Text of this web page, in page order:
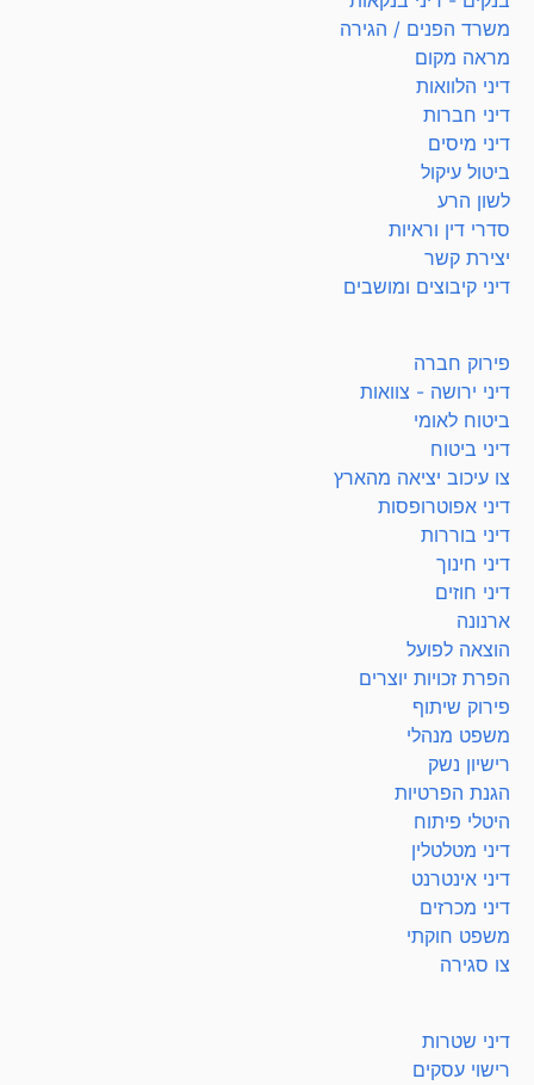
משרד הפנים / הגירה
מראה מקום
דיני הלוואות
דיני חברות
דיני מיסים
ביטול עיקול
לשון הרע
סדרי דין וראיות
יצירת קשר
דיני קיבוצים ומושבים
פירוק חברה
דיני ירושה - צוואות
ביטוח לאומי
דיני ביטוח
צו עיכוב יציאה מהארץ
דיני אפוטרופסות
דיני בוררות
דיני חינוך
דיני חוזים
ארנונה
הוצאה לפועל
הפרת זכויות יוצרים
פירוק שיתוף
משפט מנהלי
רישיון נשק
הגנת הפרטיות
היטלי פיתוח
דיני מטלטלין
דיני אינטרנט
דיני מכרזים
משפט חוקתי
צו סגירה
דיני שטרות
רישוי עסקים